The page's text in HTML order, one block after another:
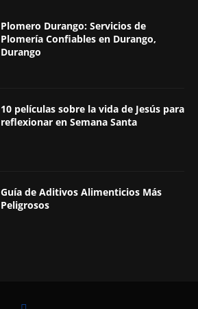
Plomero Durango: Servicios de
Plomería Confiables en Durango,
Durango
10 películas sobre la vida de Jesús para
reflexionar en Semana Santa
Guía de Aditivos Alimenticios Más
Peligrosos